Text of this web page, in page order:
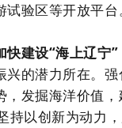
验区等开放平
快建设“海上辽宁”
的潜力所在。
发掘海洋价值
持以创新为动力